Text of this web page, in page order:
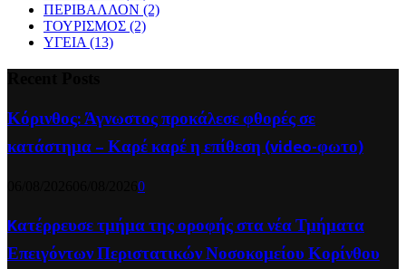
ΠΕΡΙΒΑΛΛΟΝ (2)
ΤΟΥΡΙΣΜΟΣ (2)
ΥΓΕΙΑ (13)
Κόρινθος: Άγνωστος προκάλεσε φθορές σε
κατάστημα – Καρέ καρέ η επίθεση (video-φωτο)
0
Kατέρρευσε τμήμα της οροφής στα νέα Τμήματα
Επειγόντων Περιστατικών Νοσοκομείου Κορίνθου